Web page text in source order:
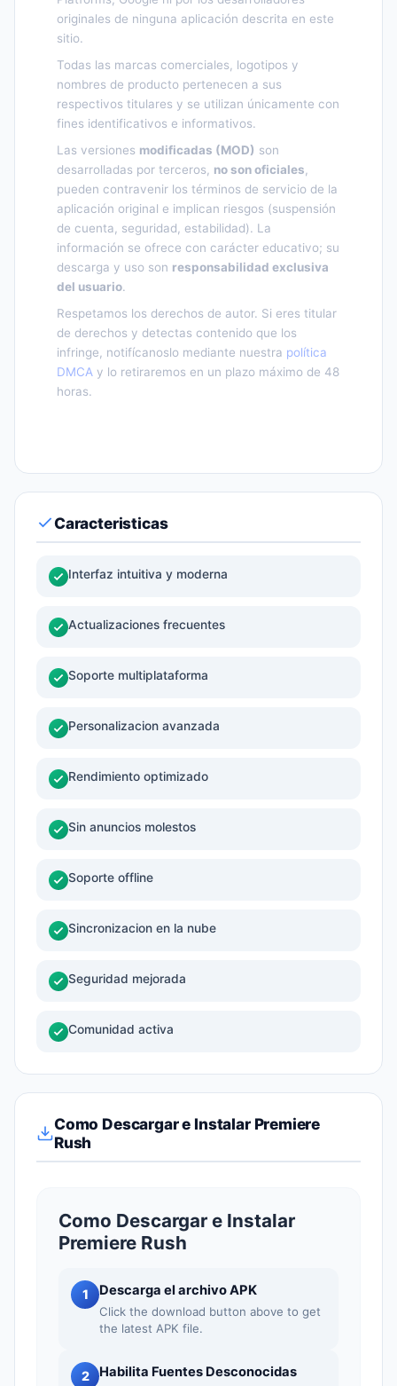
originales de ninguna aplicación descrita en este
sitio.
Todas las marcas comerciales, logotipos y
nombres de producto pertenecen a sus
respectivos titulares y se utilizan únicamente con
fines identificativos e informativos.
Las versiones modificadas (MOD) son
desarrolladas por terceros, no son oficiales
pueden contravenir los términos de servicio de la
aplicación original e implican riesgos (suspensión
de cuenta, seguridad, estabilidad). La
información se ofrece con carácter educativo; su
descarga y uso son responsabilidad exclusiva
del usuario.
Respetamos los derechos de autor. Si eres titular
de derechos y detectas contenido que los
infringe, notifícanoslo mediante nuestra política
DMCA y lo retiraremos en un plazo máximo de 48
horas.
Caracteristicas
Interfaz intuitiva y moderna
Actualizaciones frecuentes
Soporte multiplataforma
Personalizacion avanzada
Rendimiento optimizado
Sin anuncios molestos
Soporte offline
Sincronizacion en la nube
Seguridad mejorada
Comunidad activa
Como Descargar e Instalar Premiere
Rush
Como Descargar e Instalar
Premiere Rush
1 Descarga el archivo APK
Click the download button above to get
the latest APK file.
2 Habilita Fuentes Desconocidas